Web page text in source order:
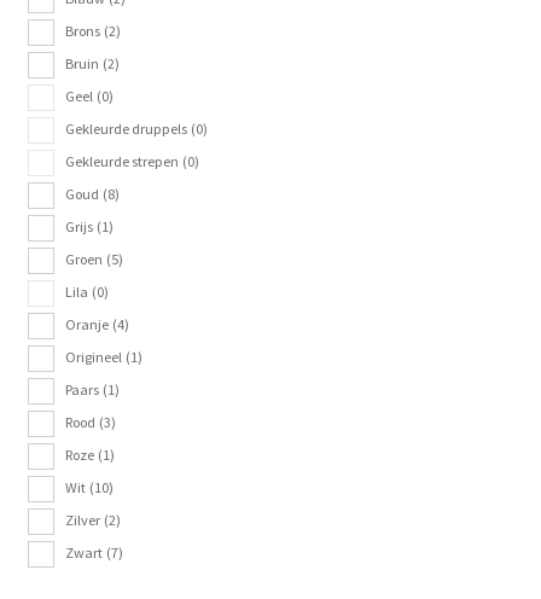
Brons (2)
Bruin (2)
Geel (0)
Gekleurde druppels (0)
Gekleurde strepen (0)
Goud (8)
Grijs (1)
Groen (5)
Lila (0)
Oranje (4)
Origineel (1)
Paars (1)
Rood (3)
Roze (1)
Wit (10)
Zilver (2)
Zwart (7)